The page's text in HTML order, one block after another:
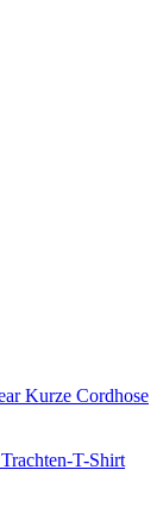
Kurze Cordhose
Trachten-T-Shirt